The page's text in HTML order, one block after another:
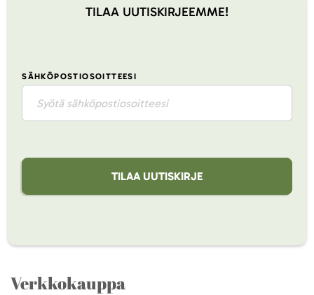
TILAA UUTISKIRJEEMME!
SÄHKÖPOSTIOSOITTEESI
TILAA UUTISKIRJE
Verkkokauppa